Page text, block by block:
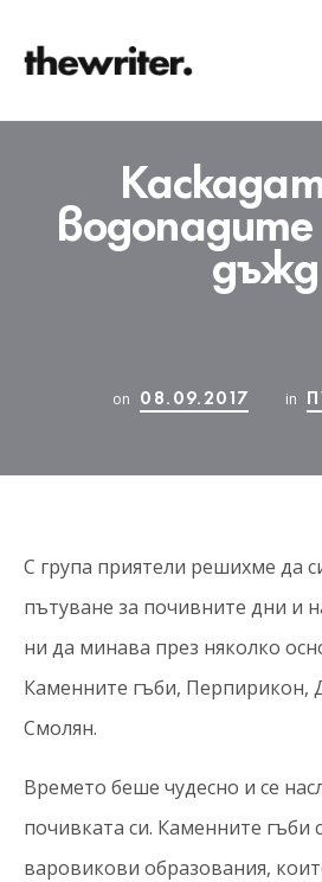
водопадите
дъжд
on 08.09.2017 in
С група приятели решихме да
пътуване за почивните дни и
ни да минава през няколко
Каменните гъби, Перпирикон,
Смолян.
Времето беше чудесно и се
почивката си. Каменните гъби
варовикови образования,